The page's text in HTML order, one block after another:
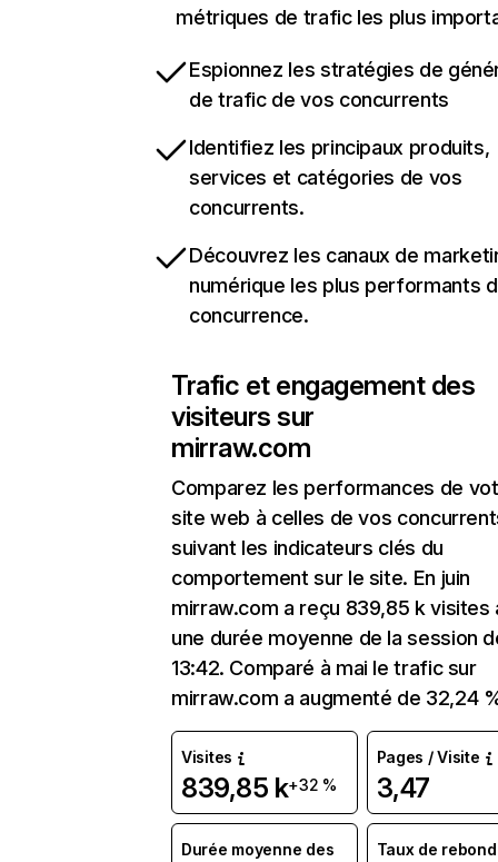
métriques de trafic les plus
Espionnez les stratégies de
de trafic de vos concurrents
Identifiez les principaux produits,
services et catégories de vos
concurrents.
Découvrez les canaux de
numérique les plus performants
concurrence.
Trafic et engagement des
visiteurs sur
mirraw.com
Comparez les performances de
site web à celles de vos
suivant les indicateurs clés du
comportement sur le site. En juin
mirraw.com a reçu 839,85 k visites
une durée moyenne de la session
13:42. Comparé à mai le trafic sur
mirraw.com a augmenté de 32,24
Visites
839,85 k+32 %
Pages / Visite
3,47
Durée moyenne des
Taux de rebond